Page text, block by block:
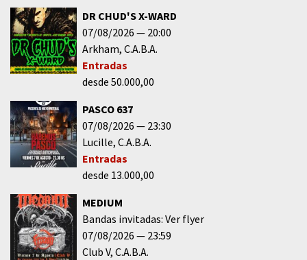
DR CHUD'S X-WARD
07/08/2026
20:00
Arkham C.A.B.A.
Entradas
desde 50.000,00
PASCO 637
07/08/2026
23:30
Lucille C.A.B.A.
Entradas
desde 13.000,00
MEDIUM
Bandas invitadas: Ver flyer
07/08/2026
23:59
Club V C.A.B.A.